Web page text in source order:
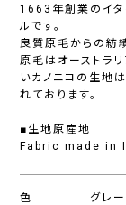
1663年創業のイタ
ルです。
良質原毛からの紡
原毛はオーストラ
いカノニコの生地
れております。
■生地原産地
Fabric made in
色 グレ